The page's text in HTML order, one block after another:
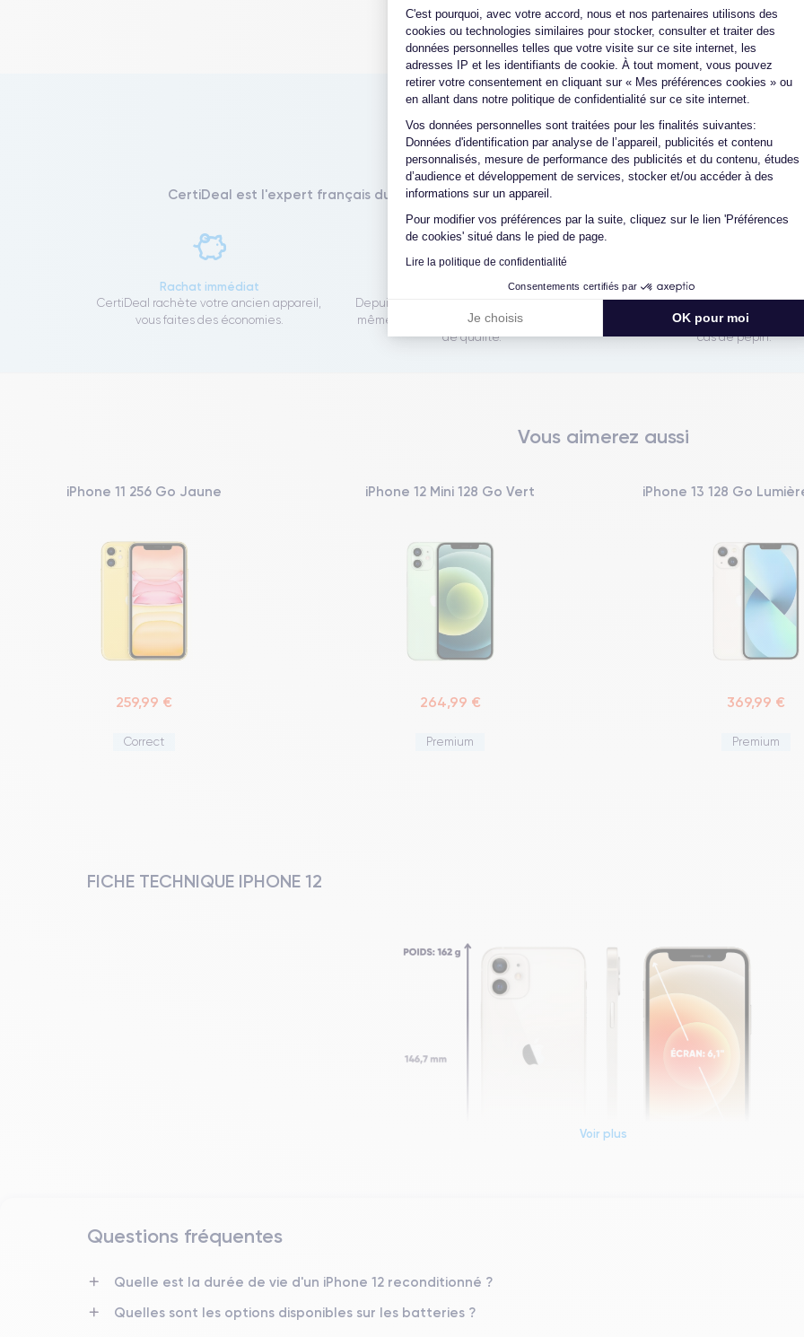
Plateforme de Gestion du
C'est pourquoi, avec votre accord, nous et nos partenaires utilisons des
cookies ou technologies similaires pour stocker, consulter et traiter des
données personnelles telles que votre visite sur ce site internet, les
adresses IP et les identifiants de cookie. À tout moment, vous pouvez
retirer votre consentement en cliquant sur « Mes préférences cookies » ou
en allant dans notre politique de confidentialité sur ce site internet.
Vos données personnelles sont traitées pour les finalités suivantes:
Données d'identification par analyse de l’appareil, publicités et contenu
personnalisés, mesure de performance des publicités et du contenu, études
d’audience et développement de services, stocker et/ou accéder à des
informations sur un appareil.
Pour modifier vos préférences par la suite, cliquez sur le lien 'Préférences
de cookies' situé dans le pied de page.
Lire la politique de confidentialité
Consentements certifiés par
Je choisis OK pour moi
Axeptio consent
Questions fréquentes
Les garanties CertiDeal
CertiDeal est l'expert français du reconditionné. En achetant ici, vous bénéficiez de garanties
Rachat immédiat
CertiDeal rachète votre ancien appareil,
vous faites des économies.
L'expert du reconditionné
Depuis 10 ans, nous reconditionnons nous-
même tous nos produits pour un maximum
de qualité.
Un SAV proche et en
Nos équipes sont en contact
notre atelier pour une résolution
cas de pépin.
Vous aimerez aussi
iPhone 11 256 Go Jaune
259,99 €
Correct
iPhone 12 Mini 128 Go Vert
264,99 €
Premium
iPhone 13 128 Go
369,99 €
Premium
FICHE TECHNIQUE IPHONE 12
Date de sortie
Voir plus
Questions fréquentes
Quelle est la durée de vie d'un iPhone 12 reconditionné ?
Quelles sont les options disponibles sur les batteries ?